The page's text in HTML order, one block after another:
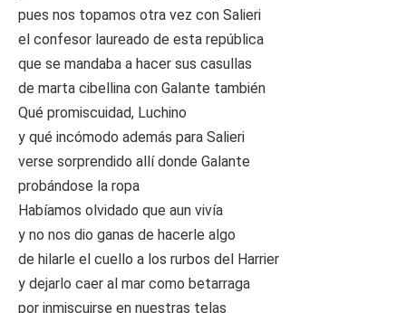
pues nos topamos otra vez con Salieri
el confesor laureado de esta república
que se mandaba a hacer sus casullas
de marta cibellina con Galante también
Qué promiscuidad, Luchino
y qué incómodo además para Salieri
verse sorprendido allí donde Galante
probándose la ropa
Habíamos olvidado que aun vivía
y no nos dio ganas de hacerle algo
de hilarle el cuello a los rurbos del Harrier
y dejarlo caer al mar como betarraga
por inmiscuirse en nuestras telas